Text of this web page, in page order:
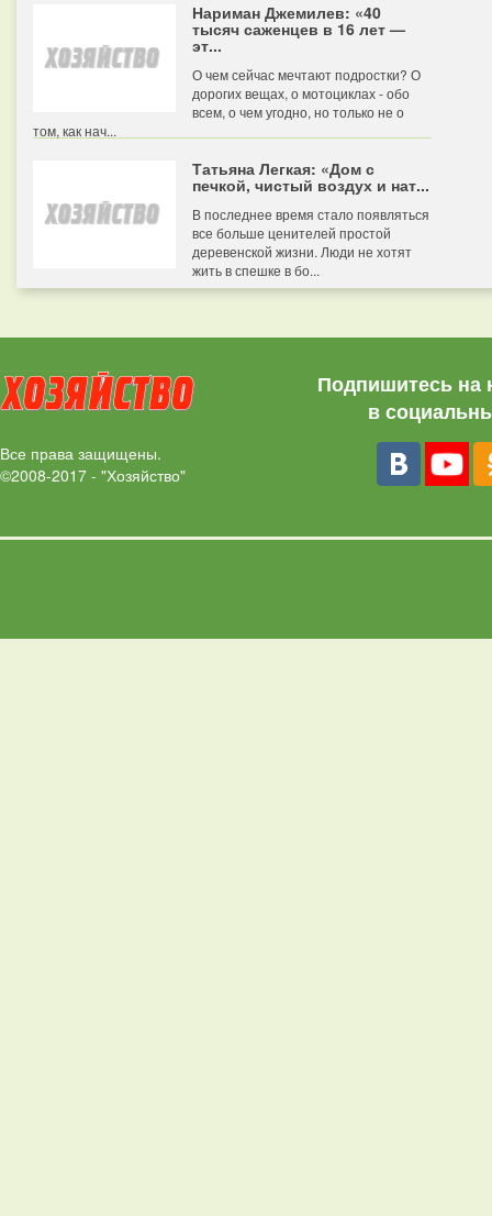
Нариман Джемилев: «40
тысяч саженцев в 16 лет —
эт...
О чем сейчас мечтают подростки? О
дорогих вещах, о мотоциклах - обо
всем, о чем угодно, но только не о
том, как нач...
Татьяна Легкая: «Дом с
печкой, чистый воздух и нат...
В последнее время стало появляться
все больше ценителей простой
деревенской жизни. Люди не хотят
жить в спешке в бо...
Все права защищены.
©2008-2017 - "Хозяйство"
Подпишитесь на
в